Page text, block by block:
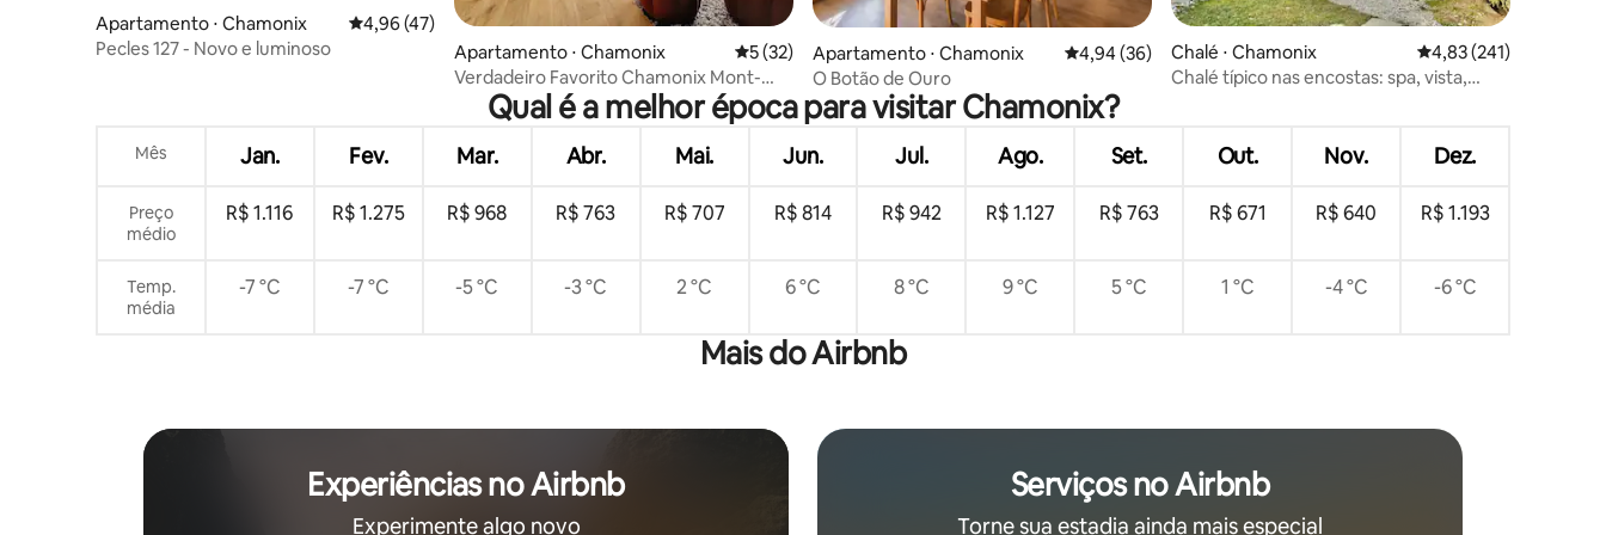
Apartamento ⋅ Chamonix 4,96 de uma avaliação média de 5, 47 avaliações
4,96 (47)
Pecles 127 - Novo e luminoso
Apartamento ⋅ Chamonix 5 de uma avaliação média de 5, 32 avaliações
5 (32)
Verdadeiro Favorito Chamonix Mont-
Blanc
Apartamento ⋅ Chamonix 4,94 de uma avaliação média de 5, 36 avaliações
4,94 (36)
O Botão de Ouro
Chalé ⋅ Chamonix 4,83 de uma avaliação
4,83 (241)
Chalé típico nas encostas: spa, vista,
Qual é a melhor época para visitar Chamonix?
Mês Jan. Fev. Mar. Abr. Mai. Jun. Jul. Ago. Set. Out. Nov. Dez.
Preço
médio
R$ 1.116 R$ 1.275 R$ 968 R$ 763 R$ 707 R$ 814 R$ 942 R$ 1.127 R$ 763 R$ 671 R$ 640 R$ 1.193
Temp.
média
-7 °C -7 °C -5 °C -3 °C 2 °C 6 °C 8 °C 9 °C 5 °C 1 °C -4 °C -6 °C
Mais do Airbnb
Experiências no Airbnb
Experimente algo novo
Serviços no Airbnb
Torne sua estadia ainda mais especial